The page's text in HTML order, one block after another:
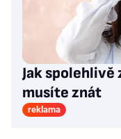
Jak spolehlivě
musíte znát
reklama